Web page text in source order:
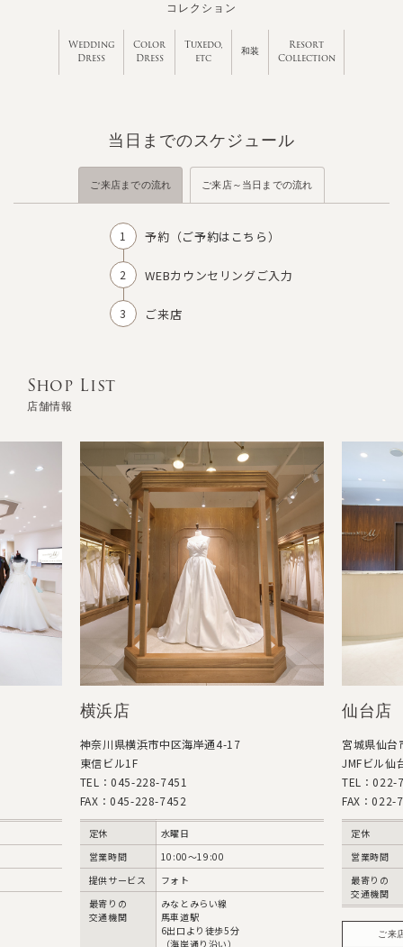
コレクション
Wedding
Dress
Color
Dress
Tuxedo,
etc
和装
Resort
Collection
当日までのスケジュール
ご来店までの流れ ご来店～当日までの流れ
予約（ご予約はこちら）
WEBカウンセリングご入力
ご来店
Shop List
店舗情報
横浜店
神奈川県横浜市中区海岸通4-17
東信ビル1F
TEL：045-228-7451
FAX：045-228-7452
定休
水曜日
営業時間
10:00〜19:00
提供サービス
フォト
最寄りの
交通機関
みなとみらい線
馬車道駅
6出口より徒歩5分
（海岸通り沿い）
仙台店
宮城県仙
JMFビル仙
TEL：022-
FAX：022-
定休
営業時間
最寄りの
交通機関
ご来